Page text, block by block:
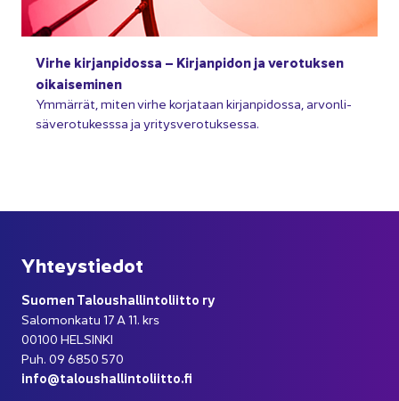
Virhe kir­jan­pi­dos­sa – Kir­jan­pi­don ja ve­ro­tuk­sen
oi­kai­se­mi­nen
Ym­mär­rät, miten virhe kor­ja­taan kir­jan­pi­dos­sa, ar­von­li­
sä­ve­ro­tu­kess­sa ja yri­tys­ve­ro­tuk­ses­sa.
Yh­teys­tie­dot
Suo­men Ta­lous­hal­lin­to­liit­to ry
Sa­lo­mon­ka­tu 17 A 11. krs
00100 HEL­SIN­KI
Puh. 09 6850 570
info@ta­lous­hal­lin­to­liit­to.fi